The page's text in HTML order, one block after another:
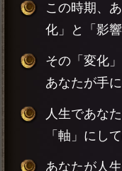
この時期、
化」と「影響
その「変化
あなたが手
人生であな
「軸」にし
あなたが人